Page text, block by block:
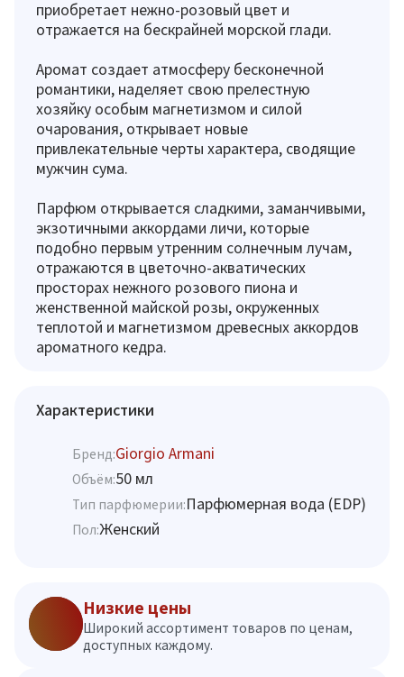
приобретает нежно-розовый цвет и
отражается на бескрайней морской глади.
Аромат создает атмосферу бесконечной
романтики, наделяет свою прелестную
хозяйку особым магнетизмом и силой
очарования, открывает новые
привлекательные черты характера, сводящие
мужчин сума.
Парфюм открывается сладкими, заманчивыми,
экзотичными аккордами личи, которые
подобно первым утренним солнечным лучам,
отражаются в цветочно-акватических
просторах нежного розового пиона и
женственной майской розы, окруженных
теплотой и магнетизмом древесных аккордов
ароматного кедра.
Характеристики
Бренд:Giorgio Armani
Объём:50 мл
Тип парфюмерии:Парфюмерная вода (EDP)
Пол:Женский
Низкие цены
Широкий ассортимент товаров по ценам,
доступных каждому.